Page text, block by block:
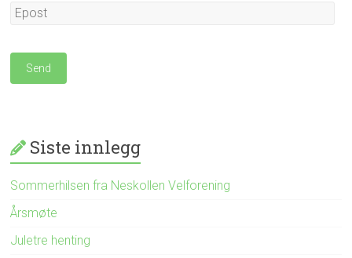
Siste innlegg
Sommerhilsen fra Neskollen Velforening
Årsmøte
Juletre henting